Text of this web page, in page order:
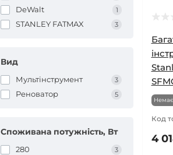
DeWalt 1
STANLEY FATMAX 3
Вид
Мультінструмент 3
Реноватор 5
Споживана потужність, Вт
280 3
Код
4